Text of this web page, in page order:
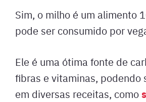
Sim, o milho é um alimento
pode ser consumido por
Ele é uma ótima fonte de
fibras e vitaminas, podendo
em diversas receitas, como